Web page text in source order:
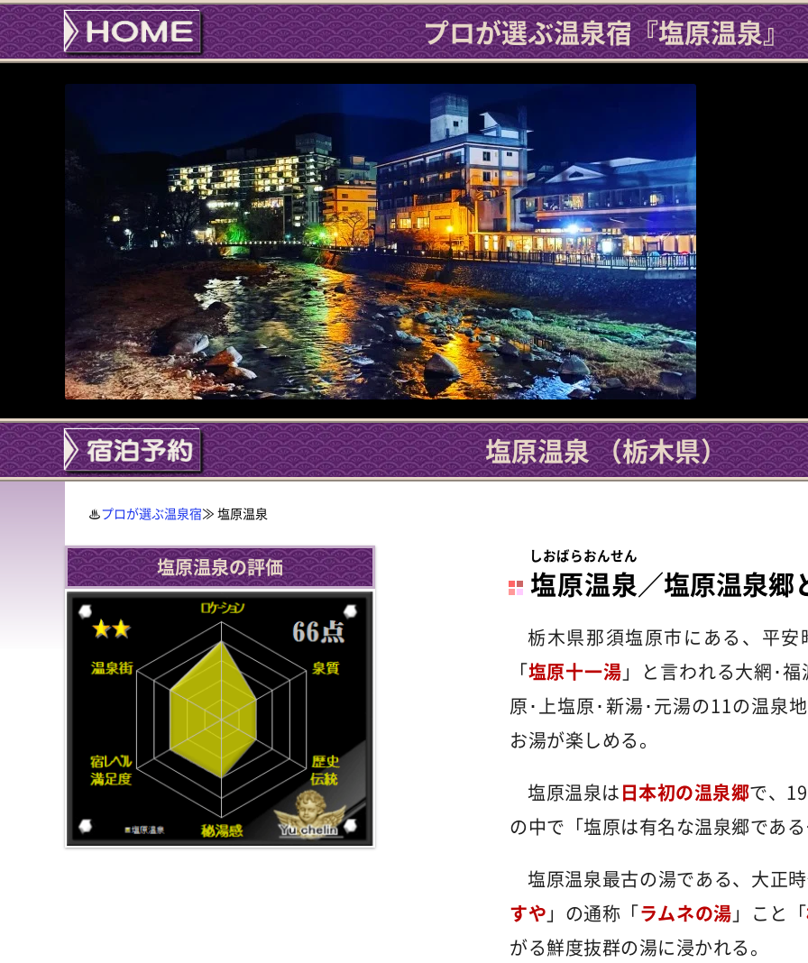
プロが選ぶ温泉宿『塩原温泉』
塩原温泉 （栃木県）
プロが選ぶ温泉宿≫ 塩原温泉
塩原温泉
しおばらおんせん
／塩原温泉郷
栃木県那須塩原市にある、平
「塩原十一湯 」と言われる大網･
原･上塩原･新湯･元湯の11の温泉
お湯が楽しめる。
塩原温泉は日本初の温泉郷で、
の中で「塩原は有名な温泉郷であ
塩原温泉最古の湯である、大正
すや 」の通称「ラムネの湯 」こと「
がる鮮度抜群の湯に浸かれる。
塩原温泉の評価